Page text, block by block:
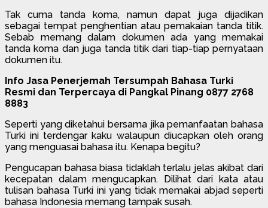
Tak cuma tanda koma, namun dapat juga dijadikan
sebagai tempat penghentian atau pemakaian tanda titik.
Sebab memang dalam dokumen ada yang memakai
tanda koma dan juga tanda titik dari tiap-tiap pernyataan
dokumen itu.
Info Jasa Penerjemah Tersumpah Bahasa Turki
Resmi dan Terpercaya di Pangkal Pinang 0877 2768
8883
Seperti yang diketahui bersama jika pemanfaatan bahasa
Turki ini terdengar kaku walaupun diucapkan oleh orang
yang menguasai bahasa itu. Kenapa begitu?
Pengucapan bahasa biasa tidaklah terlalu jelas akibat dari
kecepatan dalam mengucapkan. Dilihat dari kata atau
tulisan bahasa Turki ini yang tidak memakai abjad seperti
bahasa Indonesia memang tampak susah.